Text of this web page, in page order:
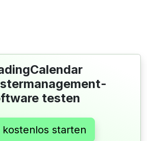
testen
kostenlos starten